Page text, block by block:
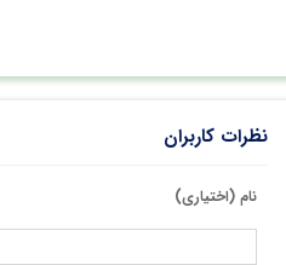
نظرات کاربران
نام (اختیاری)